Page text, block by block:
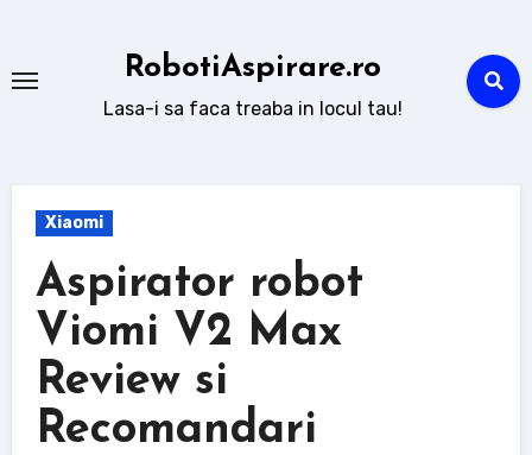
conținut
RobotiAspirare.ro
Lasa-i sa faca treaba in locul tau!
Xiaomi
Aspirator robot
Viomi V2 Max
Review si
Recomandari